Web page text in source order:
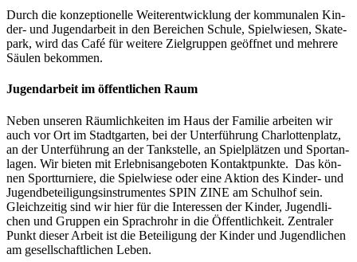
Durch die kon­zep­tio­nel­le Wei­ter­ent­wick­lung der kom­mu­na­len Kin­­
der- und Jugend­ar­beit in den Berei­chen Schu­le, Spiel­wie­sen, Skate­
park, wird das Café für wei­te­re Ziel­grup­pen geöff­net und meh­re­re
Säu­len bekommen.
Jugend­ar­beit im öffent­li­chen Raum
Neben unse­ren Räum­lich­kei­ten im Haus der Fami­lie arbei­ten wir
auch vor Ort im Stadt­gar­ten, bei der Unter­füh­rung Char­lot­ten­platz,
an der Unter­füh­rung an der Tank­stel­le, an Spiel­plät­zen und Sport­an­
la­gen. Wir bie­ten mit Erleb­nis­an­ge­bo­ten Kon­takt­punk­te. Das kön­
nen Sport­tur­nie­re, die Spiel­wie­se oder eine Akti­on des Kin­­der- und
Jugend­be­tei­li­gungs­in­stru­men­tes SPIN ZINE am Schul­hof sein.
Gleich­zei­tig sind wir hier für die Inter­es­sen der Kin­der, Jugend­li­
chen und Grup­pen ein Sprach­rohr in die Öffent­lich­keit. Zen­tra­ler
Punkt die­ser Arbeit ist die Betei­li­gung der Kin­der und Jugend­li­chen
am gesell­schaft­li­chen Leben.